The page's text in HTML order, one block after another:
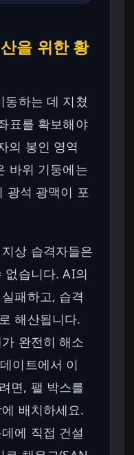
을 위한 황
동하는 데 지쳤
표를 확보해야
의 봉인 영역
바위 기둥에는
광석 광맥이 포
상 습격자들은
없습니다. AI의
패하고, 습격
해산됩니다.
완전히 해소
이트에서 이
면, 팰 박스를
배치하세요.
에 직접 건설